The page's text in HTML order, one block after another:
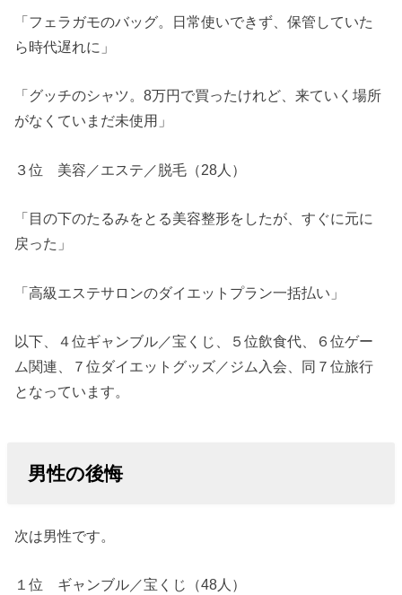
「フェラガモのバッグ。日常使いできず、保管していた
ら時代遅れに」
「グッチのシャツ。8万円で買ったけれど、来ていく場所
がなくていまだ未使用」
３位 美容／エステ／脱毛（28人）
「目の下のたるみをとる美容整形をしたが、すぐに元に
戻った」
「高級エステサロンのダイエットプラン一括払い」
以下、４位ギャンブル／宝くじ、５位飲食代、６位ゲー
ム関連、７位ダイエットグッズ／ジム入会、同７位旅行
となっています。
男性の後悔
次は男性です。
１位 ギャンブル／宝くじ（48人）